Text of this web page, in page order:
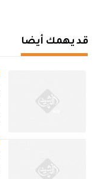
قد يهمك أيضا